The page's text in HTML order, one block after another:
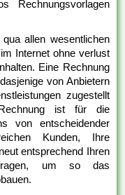
Rechnungsvorlagen
allen wesentlichen
Internet ohne verlust
Eine Rechnung
von Anbietern
zugestellt
ist für die
von entscheidender
Kunden, Ihre
entsprechend Ihren
fragen, um so das